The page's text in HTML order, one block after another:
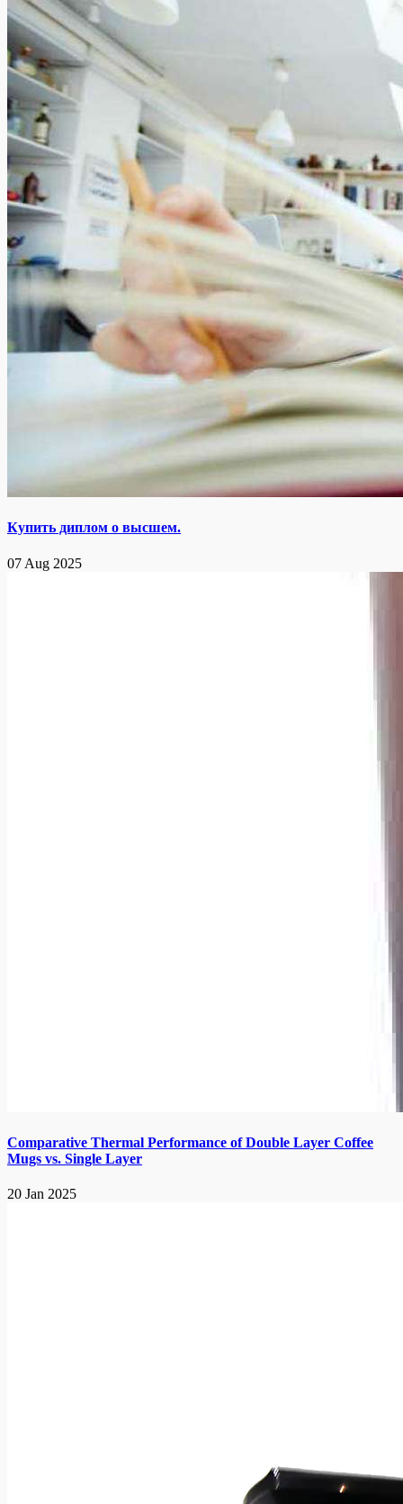
Купить диплом о высшем.
07 Aug 2025
Comparative Thermal Performance of Double Layer Coffee
Mugs vs. Single Layer
20 Jan 2025